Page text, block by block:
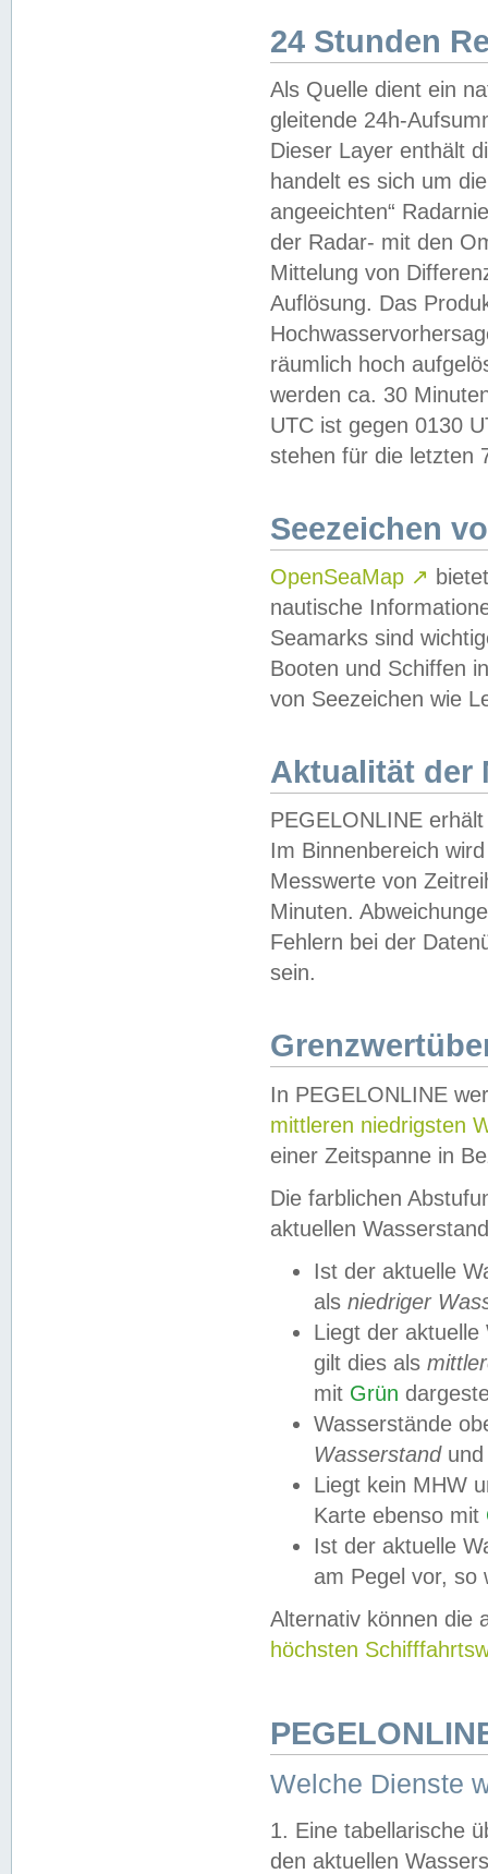
24 Stunden
Als Quelle dient ein
gleitende 24h-
Dieser Layer enthält
handelt es sich um
angeeichten“
der Radar- mit den
Mittelung von
Auflösung. Das
räumlich hoch
werden ca. 30
UTC ist gegen 0130
stehen für die letzten
Seezeichen
OpenSeaMap ↗
nautische
Seamarks sind
Booten und Schiffen
von Seezeichen wie
Aktualität der
PEGELONLINE
Im Binnenbereich
Messwerte von
Minuten.
Fehlern bei der
sein.
In PEGELONLINE
mittleren niedrigsten
einer Zeitspanne in
Die farblichen
aktuellen
Ist der aktuelle
als niedriger
Liegt der
gilt dies als
mit Grün
Wasserstände
Wasserstandund
Liegt kein MHW
Karte ebenso mit
Ist der aktuelle
am Pegel vor,
Alternativ können die
höchsten
Welche Dienste
1. Eine tabellarische
den aktuellen